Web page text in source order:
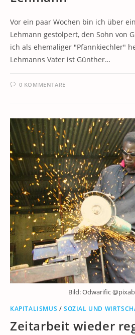
Vor ein paar Wochen bin ich über
Lehmann gestolpert, den Sohn von
ich als ehemaliger "Pfannkiechler"
Lehmanns Vater ist Günther…
0 KOMMENTARE
Bild: Odwarific
KAPITALISMUS /SOZIAL UND
Zeitarbeit wieder